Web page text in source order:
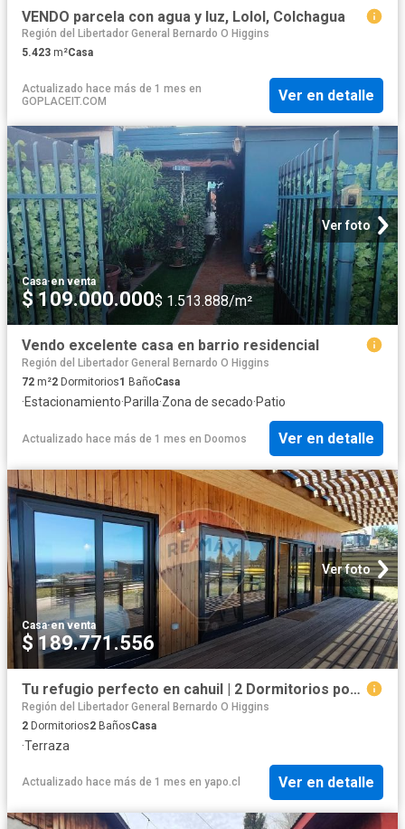
VENDO parcela con agua y luz, Lolol, Colchagua
Región del Libertador General Bernardo O Higgins
5.423 m²Casa
Actualizado hace más de 1 mes en
GOPLACEIT.COM
Ver en detalle
Ver foto
Casa·en venta
$ 109.000.000$ 1.513.888/m²
Vendo excelente casa en barrio residencial
Región del Libertador General Bernardo O Higgins
72 m²2 Dormitorios1 BañoCasa
·Estacionamiento·Parilla·Zona de secado·Patio
Actualizado hace más de 1 mes en Doomos Ver en detalle
Ver foto
Casa·en venta
$ 189.771.556
Tu refugio perfecto en cahuil | 2 Dormitorios por 4900.00 en Pichilemu
Región del Libertador General Bernardo O Higgins
2 Dormitorios2 BañosCasa
·Terraza
Actualizado hace más de 1 mes en yapo.cl Ver en detalle